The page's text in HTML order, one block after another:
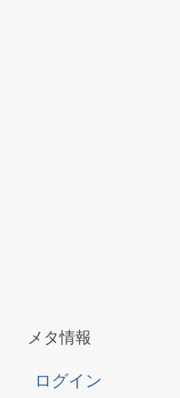
メタ情報
ログイン